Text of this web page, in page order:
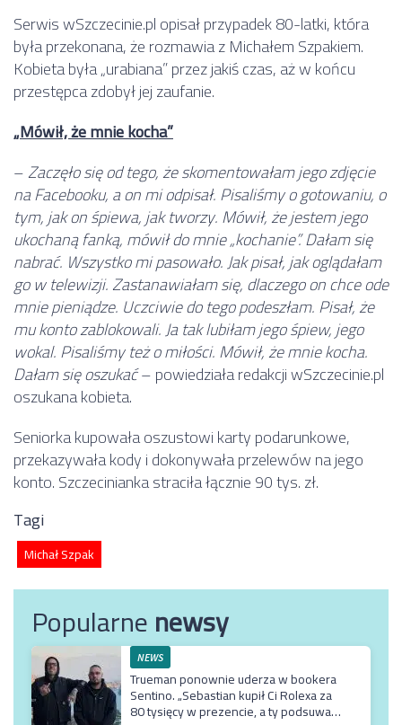
Serwis wSzczecinie.pl opisał przypadek 80-latki, która
była przekonana, że rozmawia z Michałem Szpakiem.
Kobieta była „urabiana” przez jakiś czas, aż w końcu
przestępca zdobył jej zaufanie.
„Mówił, że mnie kocha”
–Zaczęło się od tego, że skomentowałam jego zdjęcie
na Facebooku, a on mi odpisał. Pisaliśmy o gotowaniu, o
tym, jak on śpiewa, jak tworzy. Mówił, że jestem jego
ukochaną fanką, mówił do mnie „kochanie”. Dałam się
nabrać. Wszystko mi pasowało. Jak pisał, jak oglądałam
go w telewizji. Zastanawiałam się, dlaczego on chce ode
mnie pieniądze. Uczciwie do tego podeszłam. Pisał, że
mu konto zablokowali. Ja tak lubiłam jego śpiew, jego
wokal. Pisaliśmy też o miłości. Mówił, że mnie kocha.
Dałam się oszukać– powiedziała redakcji wSzczecinie.pl
oszukana kobieta.
Seniorka kupowała oszustowi karty podarunkowe,
przekazywała kody i dokonywała przelewów na jego
konto. Szczecinianka straciła łącznie 90 tys. zł.
Tagi
Michał Szpak
Popularnenewsy
NEWS
Trueman ponownie uderza w bookera
Sentino. „Sebastian kupił Ci Rolexa za
80 tysięcy w prezencie, a ty podsuwasz